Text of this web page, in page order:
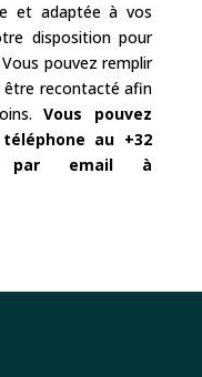
et adaptée à vos
disposition pour
pouvez remplir
recontacté afin
Vous pouvez
au +32
email à